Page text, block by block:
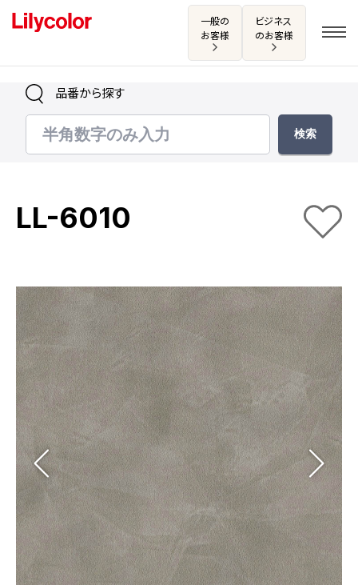
一般の
お客様
ビジネス
のお客様
ログイン・新規会員登録
お気に入り
商品を探す
商品を探す トップ
壁紙
カーテン
床材
ブランド・コレクション
Lilycolor Coordinate 着せ替えシミュレーション
カタログ一覧
カタログ一覧 トップ
壁紙
カーテン
床材
サステナブル商品
ノンワックス床タイル
壁紙機能性ガイド
施工事例
施工事例 トップ
医療・福祉施設
ホテル・オフィス・店舗
モデルハウス
新築戸建・マンション
#リリカラのある暮らし
リリカラノート
ショールーム
ショールーム トップ
東京ショールーム
お客様サポート
品番から探す
LL-6010